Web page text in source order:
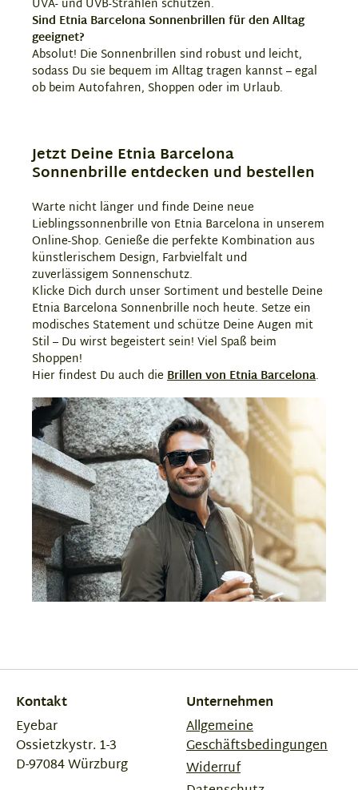
UVA- und UVB-Strahlen schützen.
Sind Etnia Barcelona Sonnenbrillen für den Alltag
geeignet?
Absolut! Die Sonnenbrillen sind robust und leicht,
sodass Du sie bequem im Alltag tragen kannst – egal
ob beim Autofahren, Shoppen oder im Urlaub.
Jetzt Deine Etnia Barcelona
Sonnenbrille entdecken und bestellen
Warte nicht länger und finde Deine neue
Lieblingssonnenbrille von Etnia Barcelona in unserem
Online-Shop. Genieße die perfekte Kombination aus
künstlerischem Design, Farbvielfalt und
zuverlässigem Sonnenschutz.
Klicke Dich durch unser Sortiment und bestelle Deine
Etnia Barcelona Sonnenbrille noch heute. Setze ein
modisches Statement und schütze Deine Augen mit
Stil – Du wirst begeistert sein! Viel Spaß beim
Shoppen!
Hier findest Du auch die Brillen von Etnia Barcelona.
Kontakt
Eyebar
Ossietzkystr. 1-3
D-97084 Würzburg
Unternehmen
Allgemeine
Geschäftsbedingungen
Widerruf